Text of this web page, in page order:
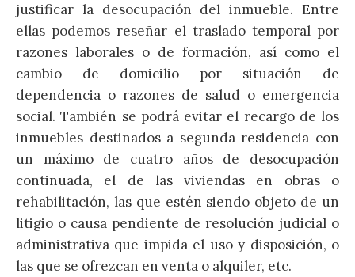
justificar la desocupación del inmueble. Entre
ellas podemos reseñar el traslado temporal por
razones laborales o de formación, así como el
cambio de domicilio por situación de
dependencia o razones de salud o emergencia
social. También se podrá evitar el recargo de los
inmuebles destinados a segunda residencia con
un máximo de cuatro años de desocupación
continuada, el de las viviendas en obras o
rehabilitación, las que estén siendo objeto de un
litigio o causa pendiente de resolución judicial o
administrativa que impida el uso y disposición, o
las que se ofrezcan en venta o alquiler, etc.